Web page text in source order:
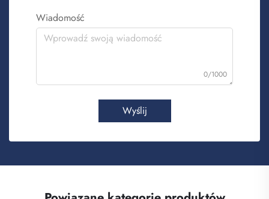
Wiadomość
0/1000
Wyślij